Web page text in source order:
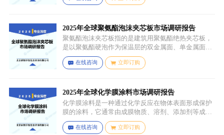
力学性能，质地较脆且强度较低。
2025年全球聚氨酯泡沫夹芯板市场调研报告
聚氨酯泡沫夹芯板指的是建筑用聚氨酯绝热夹芯板，
是以聚氨酯硬泡作为保温层的双金属面、单金属面或
非金属面复合板材。
在线咨询 立即订购
2025年全球化学膜涂料市场调研报告
化学膜涂料是一种通过化学反应在物体表面形成保护
膜的涂料，它通常由成膜物质、溶剂、添加剂等成分
组成。成膜物质是涂料的主要成分，它在施工后通过
化学反应（如聚合反应、交联反应等）形成连续的、
在线咨询 立即订购